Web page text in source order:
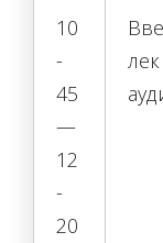
10
-
45
—
12
-
20